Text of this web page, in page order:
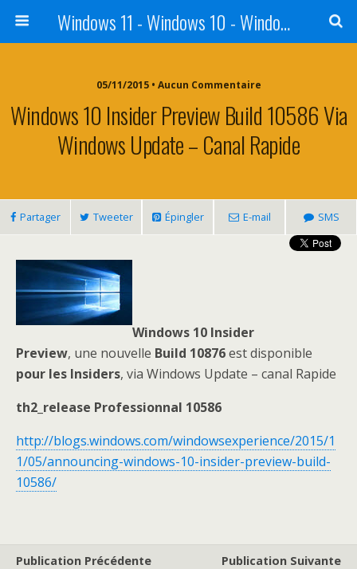
Windows 11 - Windows 10 - Windows 8 - Windows 7 - VISTA
05/11/2015 • Aucun Commentaire
Windows 10 Insider Preview Build 10586 Via
Windows Update – Canal Rapide
Partager Tweeter Épingler E-mail SMS
Windows 10 Insider
Preview, une nouvelle Build 10876est disponible
pour les Insiders, via Windows Update – canal Rapide
th2_release Professionnal 10586
http://blogs.windows.com/windowsexperience/2015/1
1/05/announcing-windows-10-insider-preview-build-
10586/
Publication Précédente
Publication Suivante